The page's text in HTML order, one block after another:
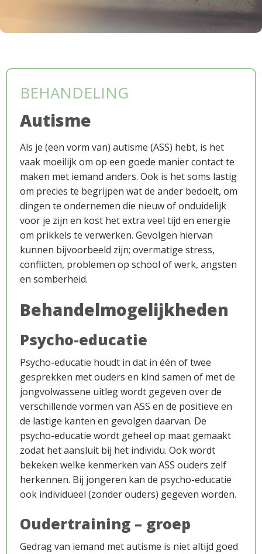
Werkwijze
Aanmeldproces
Wetenschap
BEHANDELING
Autisme
Als je (een vorm van) autisme (ASS) hebt, is het
vaak moeilijk om op een goede manier contact te
maken met iemand anders. Ook is het soms lastig
om precies te begrijpen wat de ander bedoelt, om
dingen te ondernemen die nieuw of onduidelijk
voor je zijn en kost het extra veel tijd en energie
om prikkels te verwerken. Gevolgen hiervan
kunnen bijvoorbeeld zijn; overmatige stress,
conflicten, problemen op school of werk, angsten
en somberheid.
Behandelmogelijkheden
Psycho-educatie
Psycho-educatie houdt in dat in één of twee
gesprekken met ouders en kind samen of met de
jongvolwassene uitleg wordt gegeven over de
verschillende vormen van ASS en de positieve en
de lastige kanten en gevolgen daarvan. De
psycho-educatie wordt geheel op maat gemaakt
zodat het aansluit bij het individu. Ook wordt
bekeken welke kenmerken van ASS ouders zelf
herkennen. Bij jongeren kan de psycho-educatie
ook individueel (zonder ouders) gegeven worden.
Oudertraining – groep
Gedrag van iemand met autisme is niet altijd goed